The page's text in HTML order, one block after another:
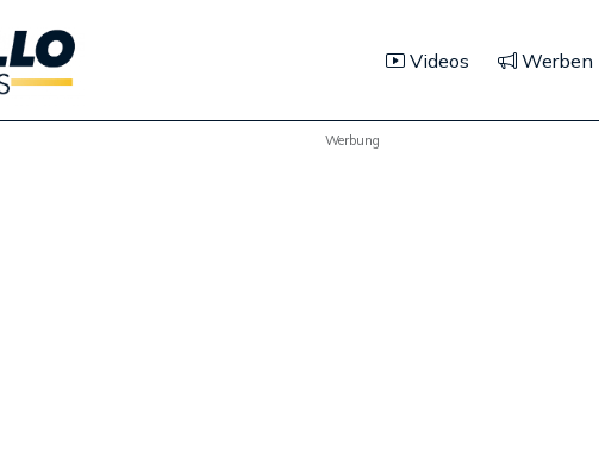
Videos Werben
Werbung